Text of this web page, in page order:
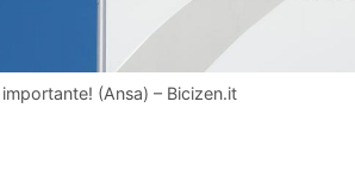
(Ansa) – Bicizen.it